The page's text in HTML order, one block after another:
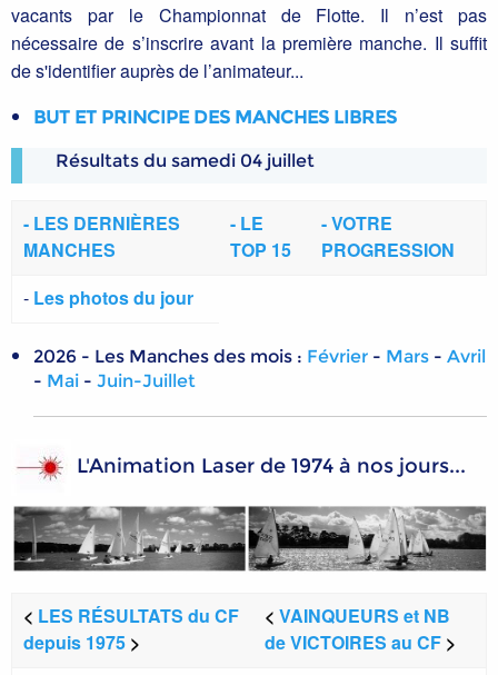
vacants par le Championnat de Flotte. Il n’est pas
nécessaire de s’inscrire avant la première manche. Il suffit
de s'identifier auprès de l’animateur...
BUT ET PRINCIPE DES MANCHES LIBRES
Résultats du samedi 04 juillet
- LES DERNIÈRES
MANCHES
- LE
TOP 15
-VOTRE
PROGRESSION
- Les photos du jour
2026 - Les Manches des mois : Février - Mars - Avril
- Mai - Juin-Juillet
L'Animation Laser de 1974 à nos jours...
< LES RÉSULTATS du CF
depuis 1975 >
< VAINQUEURS et NB
de VICTOIRES au CF >